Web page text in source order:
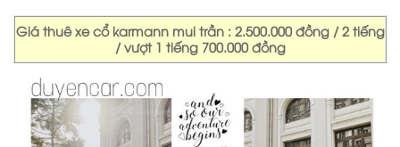
Giá thuê xe cổ karmann mui trần : 2.500.000 đồng / 2 tiếng
/ vượt 1 tiếng 700.000 đồng